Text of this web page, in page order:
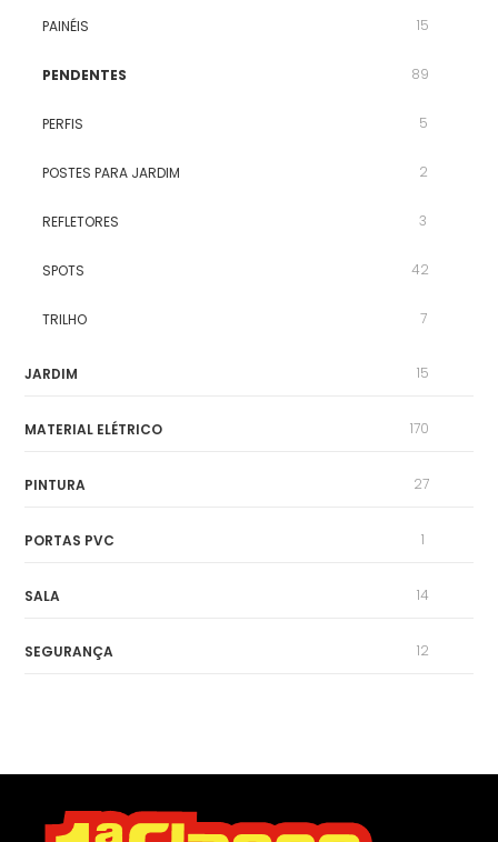
PAINÉIS 15
PENDENTES 89
PERFIS 5
POSTES PARA JARDIM 2
REFLETORES 3
SPOTS 42
TRILHO 7
JARDIM 15
MATERIAL ELÉTRICO 170
PINTURA 27
PORTAS PVC 1
SALA 14
SEGURANÇA 12